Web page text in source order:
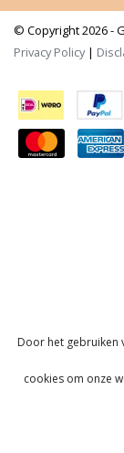
© Copyright 2026 -
Privacy Policy|
Door het gebruiken
cookies om onze